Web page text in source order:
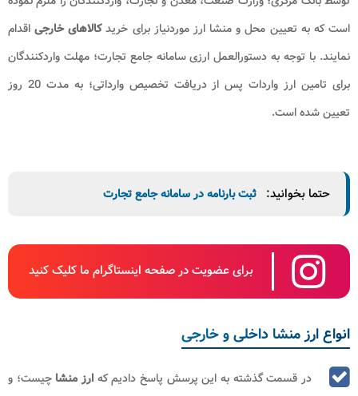
است که به تعیین محل و منشا ارز موردنیاز برای خریدکالاهای خارجی اقدام
نمایند. با توجه به دستورالعمل ارزی سامانه جامع تجارت؛ مهلت واردکنندگان
برای تامین ارز واردات پس از دریافت تخصیص وارداتی؛ به مدت 20 روز
تعیین شده است.
حتما بخوانید: ثبت بارنامه در سامانه جامع تجارت
برای عضویت در صفحه اینستاگرام ما کلیک کنید
انواع ارز منشا داخلی و خارجی
در قسمت گذشته به این پرسش پاسخ دادیم که ارز منشاچیست؛ و